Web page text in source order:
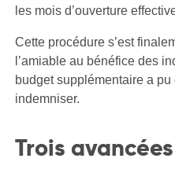
les mois d’ouverture
Cette procédure s’est
l’amiable au bénéfice des
budget supplémentaire a
indemniser.
Trois avancées